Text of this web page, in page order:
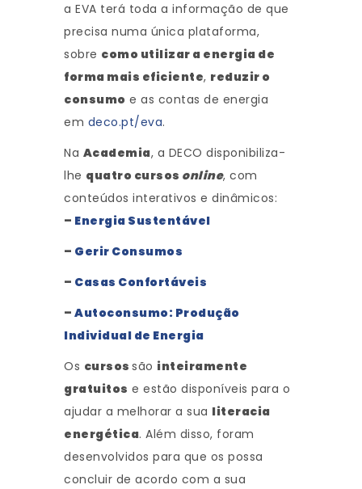
a EVA terá toda a informação de que
precisa numa única plataforma,
sobre como utilizar a energia de
forma mais eficiente, reduzir o
consumo e as contas de energia
em deco.pt/eva.
Na Academia, a DECO disponibiliza-
lhe quatro cursos online, com
conteúdos interativos e dinâmicos:
– Energia Sustentável
– Gerir Consumos
– Casas Confortáveis
– Autoconsumo: Produção
Individual de Energia
Os cursos são inteiramente
gratuitos e estão disponíveis para o
ajudar a melhorar a sua literacia
energética. Além disso, foram
desenvolvidos para que os possa
concluir de acordo com a sua